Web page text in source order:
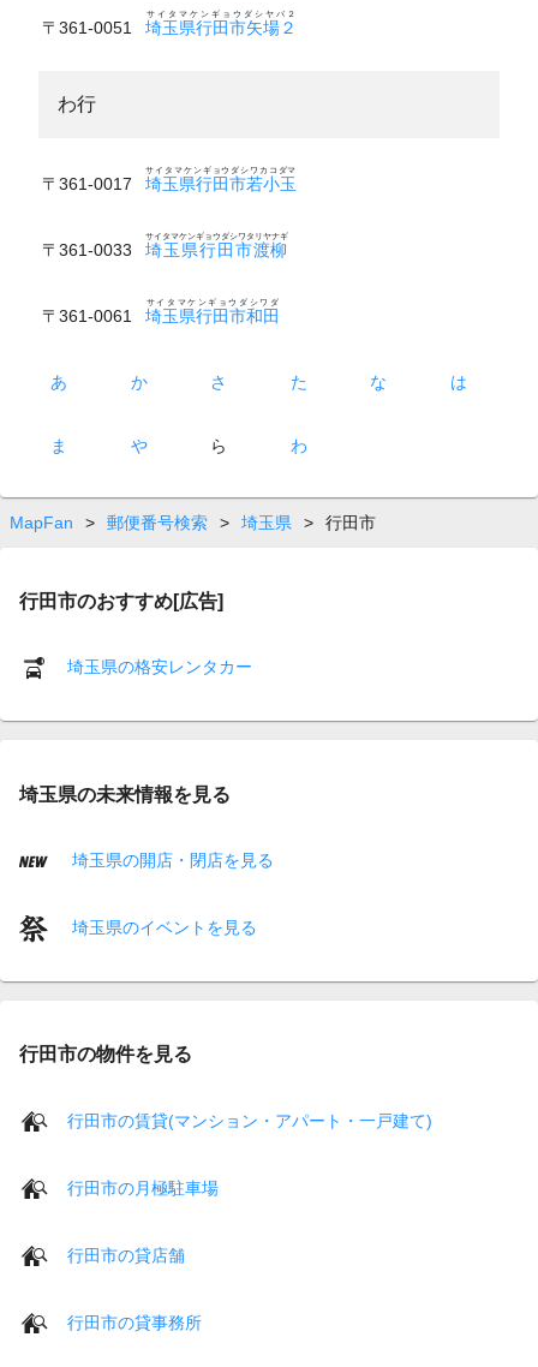
〒361-0051 埼玉県行田市矢場２
サイタマケンギョウダシヤバ２
わ行
〒361-0017 埼玉県行田市若小玉
サイタマケンギョウダシワカコダマ
〒361-0033 埼玉県行田市渡柳
サイタマケンギョウダシワタリヤナギ
〒361-0061 埼玉県行田市和田
サイタマケンギョウダシワダ
あ か さ た な は
ま や ら わ
MapFan > 郵便番号検索 > 埼玉県 > 行田市
行田市のおすすめ[広告]
埼玉県の格安レンタカー
埼玉県の未来情報を見る
埼玉県の開店・閉店を見る
埼玉県のイベントを見る
行田市の物件を見る
行田市の賃貸(マンション・アパート・一戸建て)
行田市の月極駐車場
行田市の貸店舗
行田市の貸事務所